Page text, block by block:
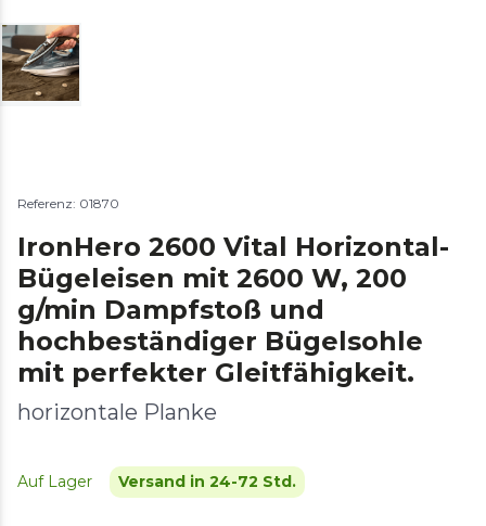
Referenz: 01870
IronHero 2600 Vital Horizontal-
Bügeleisen mit 2600 W, 200
g/min Dampfstoß und
hochbeständiger Bügelsohle
mit perfekter Gleitfähigkeit.
horizontale Planke
Auf Lager Versand in 24-72 Std.